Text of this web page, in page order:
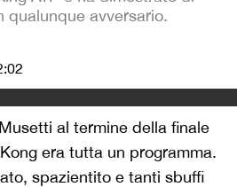
qualunque avversario.
al termine della finale
era tutta un programma.
spazientito e tanti sbuffi